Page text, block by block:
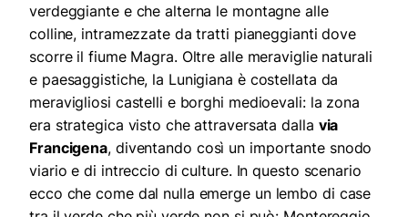
verdeggiante e che alterna le montagne alle
colline, intramezzate da tratti pianeggianti dove
scorre il fiume Magra. Oltre alle meraviglie naturali
e paesaggistiche, la Lunigiana è costellata da
meravigliosi castelli e borghi medioevali: la zona
era strategica visto che attraversata dalla via
Francigena, diventando così un importante snodo
viario e di intreccio di culture. In questo scenario
ecco che come dal nulla emerge un lembo di case